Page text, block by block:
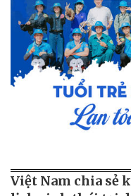
Việt Nam chia sẻ